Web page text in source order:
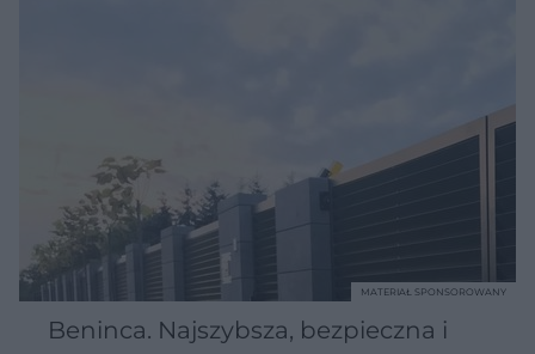
Beninca. Najszybsza, bezpieczna i
MATERIAŁ SPONSOROWANY